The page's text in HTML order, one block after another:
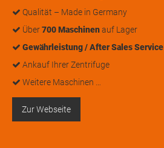
Qualität – Made in Germany
Über700 Maschinenauf Lager
Gewährleistung / After Sales Service
Ankauf Ihrer Zentrifuge
Weitere Maschinen …
Zur Webseite